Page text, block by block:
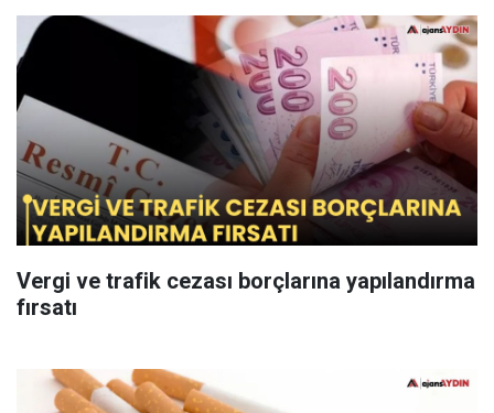
Vergi ve trafik cezası borçlarına yapılandırma
fırsatı